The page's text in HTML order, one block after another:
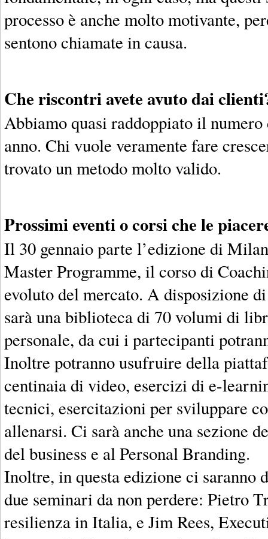
processo è anche molto motivante,
sentono chiamate in causa.
Che riscontri avete avuto dai
Abbiamo quasi raddoppiato il
anno. Chi vuole veramente fare
trovato un metodo molto valido.
Prossimi eventi o corsi che le
Il 30 gennaio parte l’edizione di
Master Programme, il corso di
evoluto del mercato. A disposizione
sarà una biblioteca di 70 volumi di
personale, da cui i partecipanti
Inoltre potranno usufruire della
centinaia di video, esercizi di e-
tecnici, esercitazioni per sviluppare
allenarsi. Ci sarà anche una sezione
del business e al Personal Branding.
Inoltre, in questa edizione ci saranno
due seminari da non perdere: Pietro
resilienza in Italia, e Jim Rees,